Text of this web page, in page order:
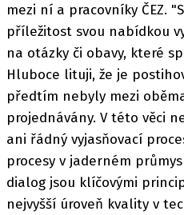
mezi ní a pracovníky ČEZ.
příležitost svou nabídkou
na otázky či obavy, které
Hluboce lituji, že je
předtím nebyly mezi
projednávány. V této věci
ani řádný vyjasňovací
procesy v jaderném
dialog jsou klíčovými
nejvyšší úroveň kvality v